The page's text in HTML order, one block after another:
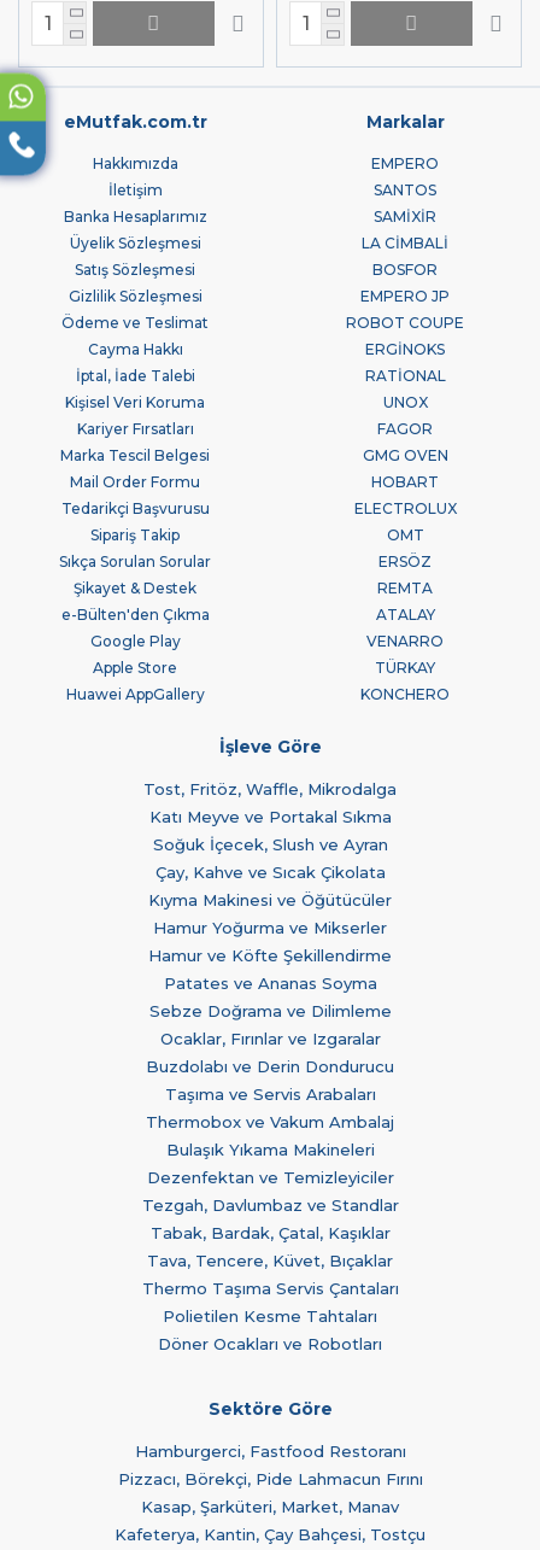
eMutfak.com.tr
Hakkımızda
İletişim
Banka Hesaplarımız
Üyelik Sözleşmesi
Satış Sözleşmesi
Gizlilik Sözleşmesi
Ödeme ve Teslimat
Cayma Hakkı
İptal, İade Talebi
Kişisel Veri Koruma
Kariyer Fırsatları
Marka Tescil Belgesi
Mail Order Formu
Tedarikçi Başvurusu
Sipariş Takip
Sıkça Sorulan Sorular
Şikayet & Destek
e-Bülten'den Çıkma
Google Play
Apple Store
Huawei AppGallery
Markalar
EMPERO
SANTOS
SAMİXİR
LA CİMBALİ
BOSFOR
EMPERO JP
ROBOT COUPE
ERGİNOKS
RATİONAL
UNOX
FAGOR
GMG OVEN
HOBART
ELECTROLUX
OMT
ERSÖZ
REMTA
ATALAY
VENARRO
TÜRKAY
KONCHERO
İşleve Göre
Tost, Fritöz, Waffle, Mikrodalga
Katı Meyve ve Portakal Sıkma
Soğuk İçecek, Slush ve Ayran
Çay, Kahve ve Sıcak Çikolata
Kıyma Makinesi ve Öğütücüler
Hamur Yoğurma ve Mikserler
Hamur ve Köfte Şekillendirme
Patates ve Ananas Soyma
Sebze Doğrama ve Dilimleme
Ocaklar, Fırınlar ve Izgaralar
Buzdolabı ve Derin Dondurucu
Taşıma ve Servis Arabaları
Thermobox ve Vakum Ambalaj
Bulaşık Yıkama Makineleri
Dezenfektan ve Temizleyiciler
Tezgah, Davlumbaz ve Standlar
Tabak, Bardak, Çatal, Kaşıklar
Tava, Tencere, Küvet, Bıçaklar
Thermo Taşıma Servis Çantaları
Polietilen Kesme Tahtaları
Döner Ocakları ve Robotları
Sektöre Göre
Hamburgerci, Fastfood Restoranı
Pizzacı, Börekçi, Pide Lahmacun Fırını
Kasap, Şarküteri, Market, Manav
Kafeterya, Kantin, Çay Bahçesi, Tostçu